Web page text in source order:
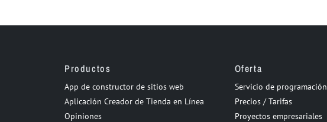
Productos
App de constructor de sitios web
Aplicación Creador de Tienda en Línea
Opiniones
Oferta
Servicio de programación
Precios / Tarifas
Proyectos empresariales